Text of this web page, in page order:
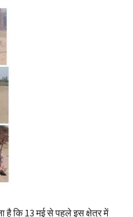
है कि 13 मई से पहले इस क्षेत्र में